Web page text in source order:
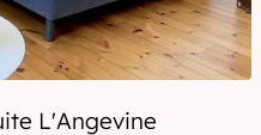
L'Angevine